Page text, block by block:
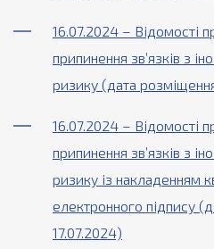
16.07.2024 – Відомості
припинення зв’язків з
ризику (дата
16.07.2024 – Відомості
припинення зв’язків з
ризику із накладенням
електронного підпису
17.07.2024)